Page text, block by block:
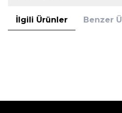
İlgili Ürünler Benzer